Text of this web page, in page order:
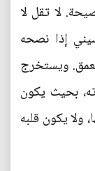
لا تقل لا
إذا نصحه
ويستخرج
بحيث يكون
ولا يكون قلبه